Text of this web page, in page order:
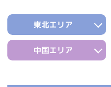
東北エリア
中国エリア